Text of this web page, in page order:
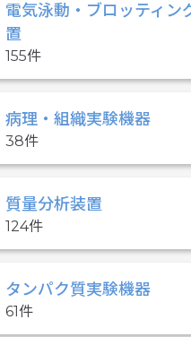
電気泳動・ブロッティン
置
155
病理・組織実験機器
38
質量分析装置
124
タンパク質実験機器
61